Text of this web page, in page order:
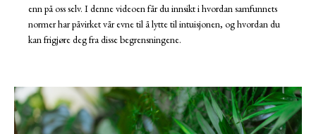
enn på oss selv. I denne videoen får du innsikt i hvordan samfunnets
normer har påvirket vår evne til å lytte til intuisjonen, og hvordan du
kan frigjøre deg fra disse begrensningene.